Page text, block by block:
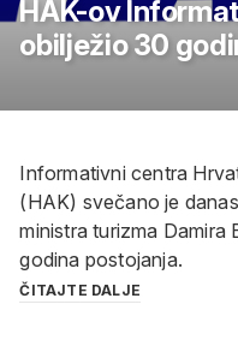
HAK-ov
obilježio 30
Informativni centra
(HAK) svečano je
ministra turizma Damira
godina postojanja.
ČITAJTE DALJE